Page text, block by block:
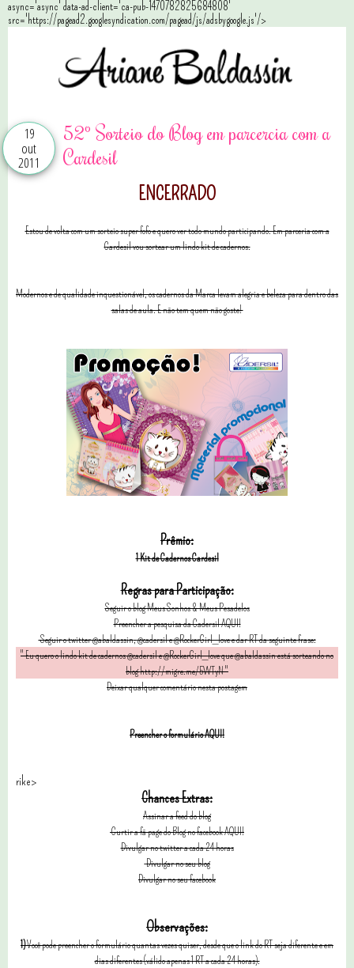
async='async' data-ad-client='ca-pub-1470782825684808'
src='https://pagead2.googlesyndication.com/pagead/js/adsbygoogle.js'/>
19
out
2011
52º Sorteio do Blog em parcercia com a
Cardesil
ENCERRADO
Estou de volta com um sorteio super fofo e quero ver todo mundo participando. Em parceria com a
Cardesil vou sortear um lindo kit de cadernos.
Modernos e de qualidade inquestionável, os cadernos da Marca levam alegria e beleza para dentro das
salas de aula. E não tem quem não goste!
Prêmio:
1 Kit de Cadernos Cardesil
Regras para Participação:
Seguir o blog Meus Sonhos & Meus Pesadelos
Preencher a pesquisa da Cadersil AQUI!
Seguir o twitter @abaldassin,@cadersil e @RockerGirl_lovee dar RT da seguinte frase:
" Eu quero o lindo kit de cadernos@cadersil e @RockerGirl_love que @abaldassin está sorteando no
blog http://migre.me/5WTyN"
Deixar qualquer comentário nesta postagem
Preencher o formulário AQUI!
rike>
Chances Extras:
Assinar a feed do blog
Curtir a fã page do Blog no facebook AQUI!
Divulgar no twitter a cada 24 horas
Divulgar no seu blog
Divulgar no seu facebook
Observações:
1)Você pode preencher o formulário quantas vezes quiser, desde que o link do RT seja diferente e em
dias diferentes (válido apenas 1 RT a cada 24 horas).